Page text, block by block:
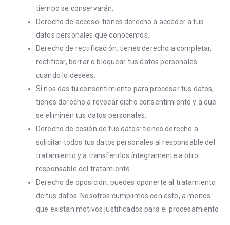
tiempo se conservarán.
Derecho de acceso: tienes derecho a acceder a tus
datos personales que conocemos.
Derecho de rectificación: tienes derecho a completar,
rectificar, borrar o bloquear tus datos personales
cuando lo desees.
Si nos das tu consentimiento para procesar tus datos,
tienes derecho a revocar dicho consentimiento y a que
se eliminen tus datos personales.
Derecho de cesión de tus datos: tienes derecho a
solicitar todos tus datos personales al responsable del
tratamiento y a transferirlos íntegramente a otro
responsable del tratamiento.
Derecho de oposición: puedes oponerte al tratamiento
de tus datos. Nosotros cumplimos con esto, a menos
que existan motivos justificados para el procesamiento.